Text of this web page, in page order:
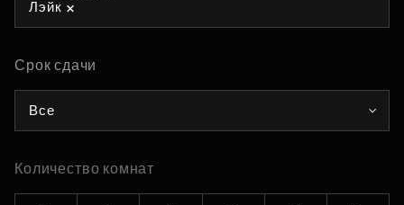
Лэйк
Срок сдачи
Все
Количество комнат